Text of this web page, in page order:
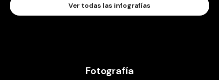
Ver todas las infografías
Fotografía